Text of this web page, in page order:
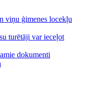
viņu ģimenes locekļu
turētāji var ieceļot
dokumenti